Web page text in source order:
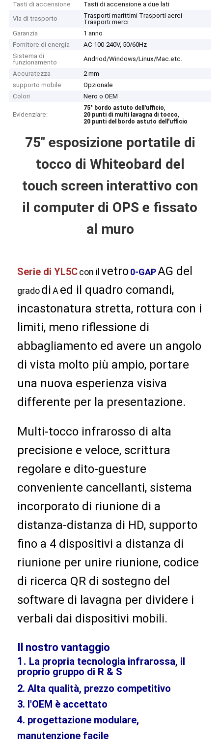
Prodotti
Video
Mostra VR
Chi siamo
Contattaci
Blog
Parla adesso.
Lavagna interattiva di Iboard
lavagna interattiva di ir
Schermo piatto interattivo
Monitor interattivo del touch screen
Lavagna interattiva del LED
tutti in una lavagna interattiva
lavagna interattiva portatile
Tasti di accensione
Tasti di accensione a due lati
Via di trasporto
Trasporti marittimi Trasporti aerei
Trasporti merci
Garanzia
1 anno
Fornitore di energia
AC 100-240V, 50/60Hz
Sistema di
funzionamento
Andriod/Windows/Linux/Mac.etc.
Accuratezza
2 mm
supporto mobile
Opzionale
Colori
Nero o OEM
Evidenziare:
75" bordo astuto dell'ufficio,
20 punti di multi lavagna di tocco,
20 punti del bordo astuto dell'ufficio
75" esposizione portatile di
tocco di Whiteobard del
touch screen interattivo con
il computer di OPS e fissato
al muro
Serie di YL5Ccon il vetro0-GAPAG del
gradodi A ed il quadro comandi,
incastonatura stretta, rottura con i
limiti, meno riflessione di
abbagliamento ed avere un angolo
di vista molto più ampio, portare
una nuova esperienza visiva
differente per la presentazione.
Multi-tocco infrarosso di alta
precisione e veloce, scrittura
regolare e dito-guesture
conveniente cancellanti, sistema
incorporato di riunione di a
distanza-distanza di HD, supporto
fino a 4 dispositivi a distanza di
riunione per unire riunione, codice
di ricerca QR di sostegno del
software di lavagna per dividere i
verbali dai dispositivi mobili.
Il nostro vantaggio
1. La propria tecnologia infrarossa, il
proprio gruppo di R & S
2. Alta qualità, prezzo competitivo
3. l'OEM è accettato
4. progettazione modulare,
manutenzione facile